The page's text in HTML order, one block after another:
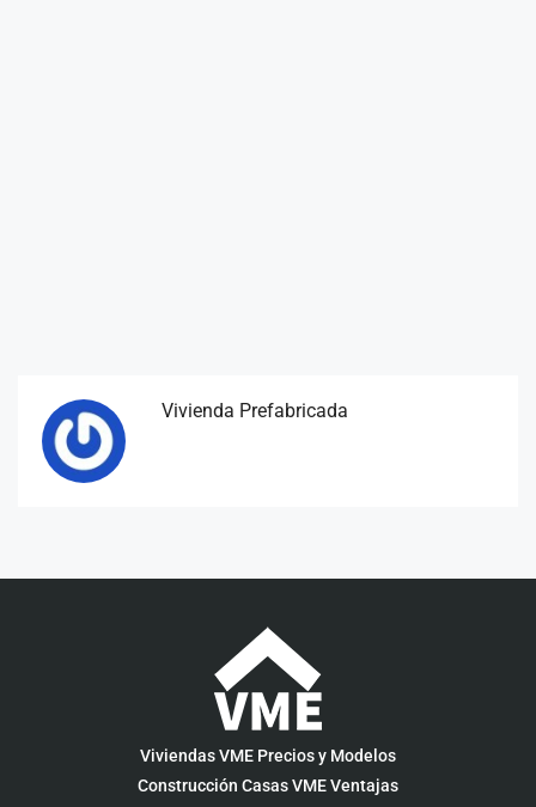
Vivienda Prefabricada
Viviendas VME Precios y Modelos
Construcción Casas VME Ventajas